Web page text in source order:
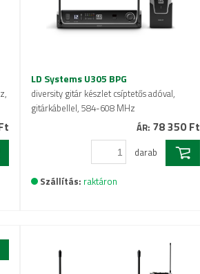
LD Systems U305 BPG
diversity gitár készlet csíptetős adóval,
gitárkábellel, 584-608 MHz
ÁR: 78 350 Ft
darab
Szállítás: raktáron